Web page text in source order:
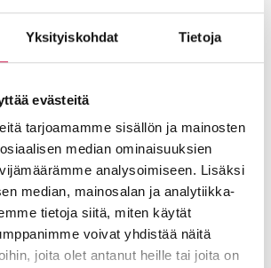
Yksityiskohdat Tietoja
evästeitä
tarjoamamme sisällön ja mainosten
median ominaisuuksien
analysoimiseen. Lisäksi
median, mainosalan ja analytiikka-
tietoja siitä, miten käytät
voivat yhdistää näitä
joita olet antanut heille tai joita on
Eero Pihlström
Lue lisää